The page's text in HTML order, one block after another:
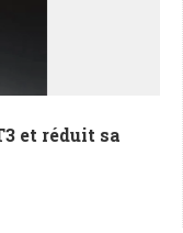
et réduit sa